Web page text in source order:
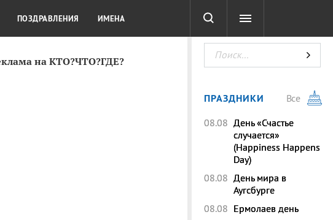
на КТО?ЧТО?ГДЕ?
КРАСОТА ТЕСТЫ
ПОЗДРАВЛЕНИЯ ИМЕНА
ПРАЗДНИКИ
Все
08.08 День «Счастье
случается»
(Happiness Happens
Day)
08.08 День мира в
Аугсбурге
08.08 Ермолаев день